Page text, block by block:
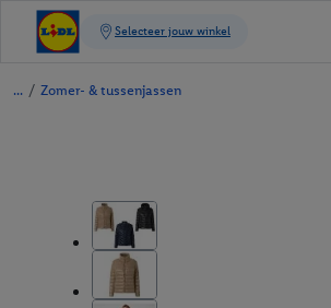
/ Zomer- & tussenjassen